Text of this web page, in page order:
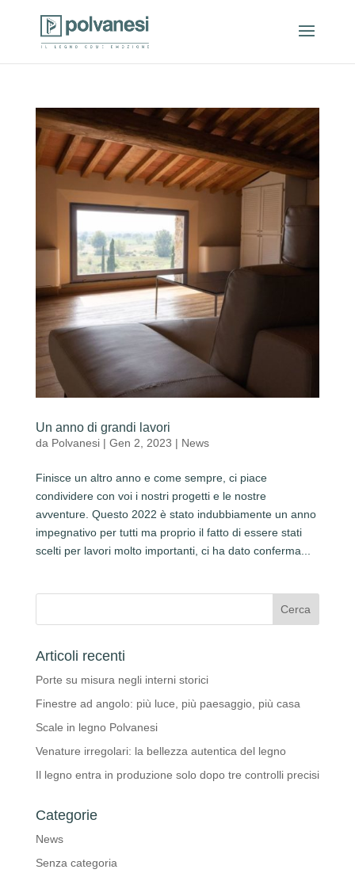
Un anno di grandi lavori
da Polvanesi| Gen 2, 2023 | News
Finisce un altro anno e come sempre, ci piace
condividere con voi i nostri progetti e le nostre
avventure. Questo 2022 è stato indubbiamente un anno
impegnativo per tutti ma proprio il fatto di essere stati
scelti per lavori molto importanti, ci ha dato conferma...
Articoli recenti
Porte su misura negli interni storici
Finestre ad angolo: più luce, più paesaggio, più casa
Scale in legno Polvanesi
Venature irregolari: la bellezza autentica del legno
Il legno entra in produzione solo dopo tre controlli precisi
Categorie
News
Senza categoria